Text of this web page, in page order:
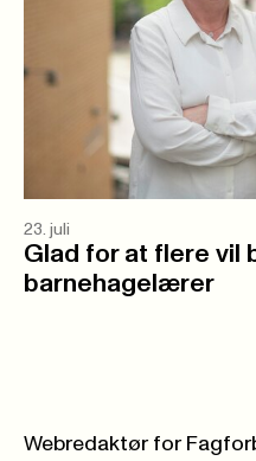
23. juli
Glad for at flere vil
barnehagelærer
Webredaktør for